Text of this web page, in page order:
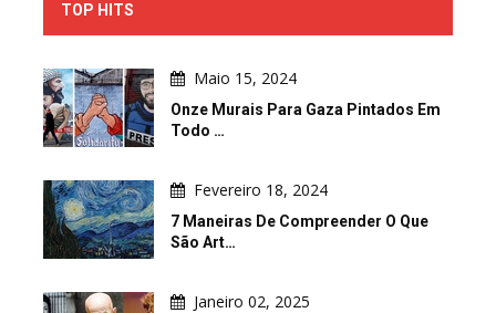
TOP HITS
Maio 15, 2024
Onze Murais Para Gaza Pintados Em
Todo …
Fevereiro 18, 2024
7 Maneiras De Compreender O Que
São Art…
Janeiro 02, 2025